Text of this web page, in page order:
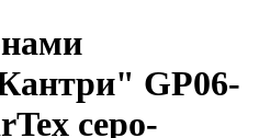
GP06-
серо-